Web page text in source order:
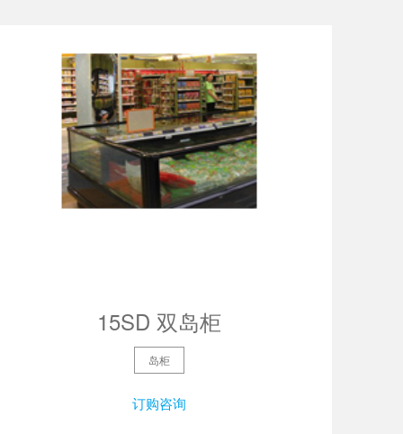
15SD 双岛柜
岛柜
订购咨询